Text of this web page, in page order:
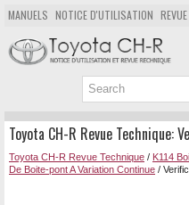
MANUELS NOTICE D'UTILISATION
POPULAIRE
PLAN DU SITE CHERCHER
Toyota CH-R Revue Technique:
Toyota CH-R Revue Technique / K114
De Boite-pont A Variation Continue /